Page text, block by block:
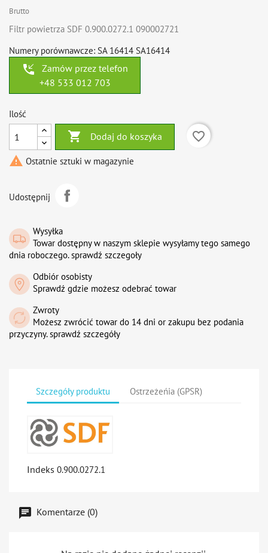
Brutto
Filtr powietrza SDF 0.900.0272.1 090002721
Numery porównawcze: SA 16414 SA16414
phone_callback
Zamów przez telefon
+48 533 012 703
Ilość
 Dodaj do koszyka
favorite_border
 Ostatnie sztuki w magazynie
Udostępnij
Wysyłka
Towar dostępny w naszym sklepie wysyłamy tego samego
dnia roboczego. sprawdź szczegoły
Odbiór osobisty
Sprawdź gdzie możesz odebrać towar
Zwroty
Możesz zwrócić towar do 14 dni or zakupu bez podania
przyczyny. sprawdź szczegóły
Szczegóły produktu Ostrzeżeńia (GPSR)
Indeks 0.900.0272.1
Komentarze (0)